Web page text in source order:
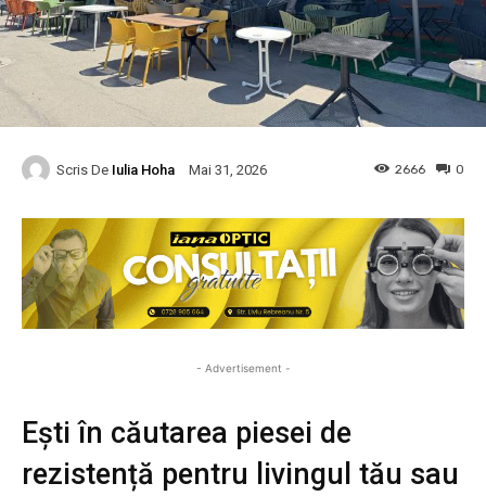
Scris De Iulia Hoha Mai 31, 2026 0
2666
- Advertisement -
Ești în căutarea piesei de
rezistență pentru livingul tău sau